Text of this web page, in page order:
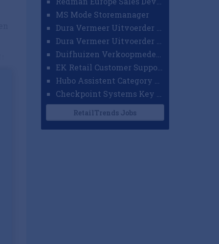
MS Mode Storemanager
EK Retail Customer Support Omnichannel
RetailTrends Jobs